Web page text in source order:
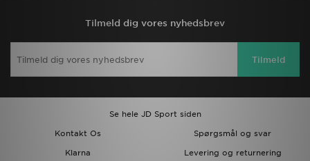
Tilmeld dig vores nyhedsbrev
Tilmeld
Se hele JD Sport siden
Kontakt Os
Spørgsmål og svar
Klarna
Levering og returnering